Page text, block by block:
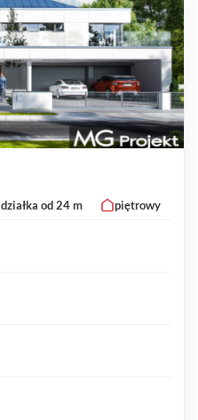
działka od 24 m piętrowy